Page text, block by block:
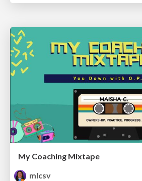
My Coaching Mixtape
mlcsv